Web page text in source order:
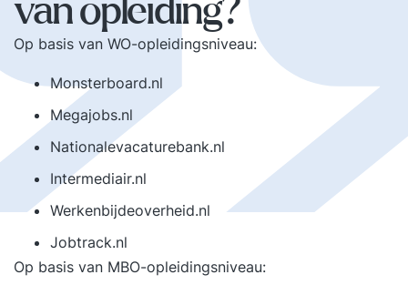
van opleiding?
Op basis van WO-opleidingsniveau:
Monsterboard.nl
Megajobs.nl
Nationalevacaturebank.nl
Intermediair.nl
Werkenbijdeoverheid.nl
Jobtrack.nl
Op basis van MBO-opleidingsniveau: